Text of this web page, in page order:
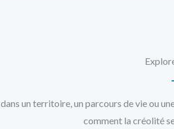
un territoire, un parcours de vie ou
comment la créolité